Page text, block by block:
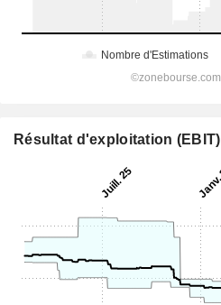
Résultat d'exploitation (EBIT)